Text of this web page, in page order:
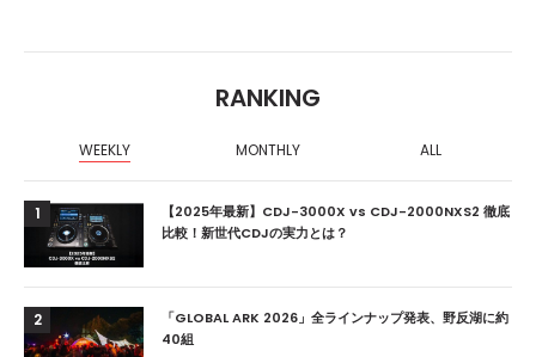
RANKING
WEEKLY MONTHLY ALL
1
【2025年最新】CDJ-3000X vs CDJ-2000NXS2 徹底
比較！新世代CDJの実力とは？
2
「GLOBAL ARK 2026」全ラインナップ発表、野反湖に約
40組